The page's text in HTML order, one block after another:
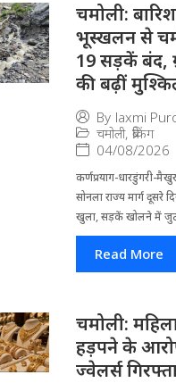
चमोली:
भूस्खलन से
19 सड़कें बंद,
की बढ़ीं
By laxmi
चमोली, ब्रेकिंग
04/08/2026
कर्णप्रयाग-धारडुंगरी-
सोनला राज्य मार्ग दूसरे
खुला, सड़कें खोलने में
Read More
चमोली:
हड़पने के
ज्वेलर्स